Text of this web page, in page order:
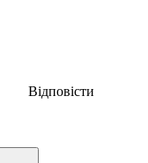
Відповісти